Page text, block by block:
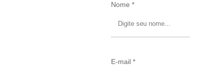
Nome *
E-mail *